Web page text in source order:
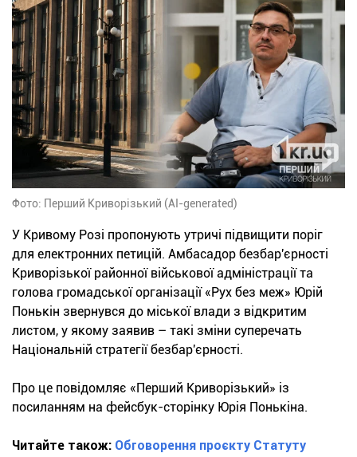
Фото: Перший Криворізький (AI-generated)
У Кривому Розі пропонують утричі підвищити поріг
для електронних петицій. Амбасадор безбар'єрності
Криворізької районної військової адміністрації та
голова громадської організації «Рух без меж» Юрій
Понькін звернувся до міської влади з відкритим
листом, у якому заявив – такі зміни суперечать
Національній стратегії безбар'єрності.
Про це повідомляє «Перший Криворізький» із
посиланням на фейсбук-сторінку Юрія Понькіна.
Читайте також: Обговорення проєкту Статуту